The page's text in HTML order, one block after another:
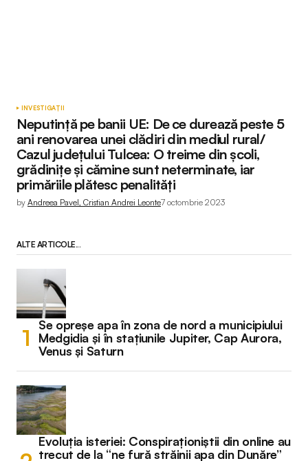
INVESTIGAȚII
Neputință pe banii UE: De ce durează peste 5
ani renovarea unei clădiri din mediul rural/
Cazul județului Tulcea: O treime din școli,
grădinițe și cămine sunt neterminate, iar
primăriile plătesc penalități
by Andreea Pavel, Cristian Andrei Leonte7 octombrie 2023
ALTE ARTICOLE...
Se opreșe apa în zona de nord a municipiului
Medgidia și în stațiunile Jupiter, Cap Aurora,
Venus și Saturn
Evoluția isteriei: Conspiraționiștii din online au
trecut de la “ne fură străinii apa din Dunăre”